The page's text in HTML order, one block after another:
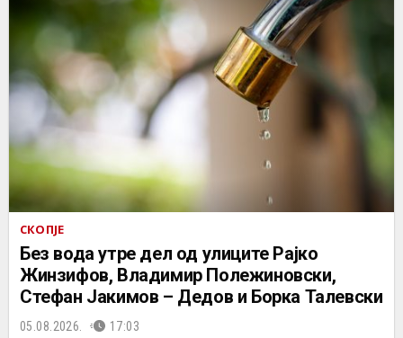
СКОПЈЕ
Без вода утре дел од улиците Рајко
Жинзифов, Владимир Полежиновски,
Стефан Јакимов – Дедов и Борка Талевски
05.08.2026. 17:03